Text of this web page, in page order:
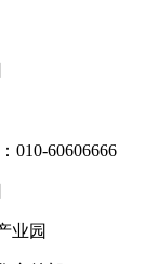
010-60606666
业园